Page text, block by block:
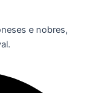
e nobres,